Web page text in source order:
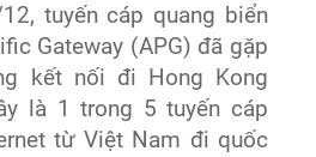
tuyến cáp quang biển
Gateway (APG) đã gặp
kết nối đi Hong Kong
là 1 trong 5 tuyến cáp
từ Việt Nam đi quốc